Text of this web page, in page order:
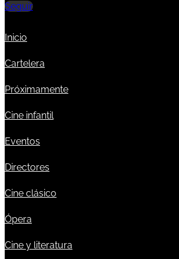
Seguir
Inicio
Cartelera
Próximamente
Cine infantil
Eventos
Directores
Cine clásico
Ópera
Cine y literatura